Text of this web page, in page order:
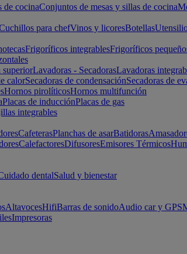
de cocinaConjuntos de mesas y sillas de cocina
para chefVinos y licoresBotellas
Frigoríficos integrablesFrigoríficos
superiorLavadoras - SecadorasLavadoras
calorSecadoras de condensaciónSecadoras de
Hornos pirolíticosHornos multifunción
Placas de inducciónPlacas de gas
integrables
CafeterasPlanchas de asarBatidoras
CalefactoresDifusoresEmisores Térmicos
dentalSalud y bienestar
AltavocesHifiBarras de sonidoAudio car y GPS
Impresoras